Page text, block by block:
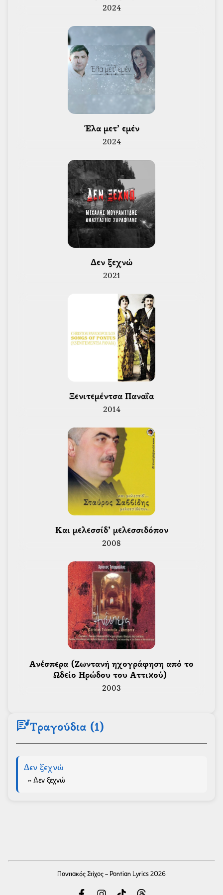
2024
Έλα μετ’ εμέν
2024
Δεν ξεχνώ
2021
Ξενιτεμέντσα Παναΐα
2014
Και μελεσσίδ’ μελεσσιδόπον
2008
Ωδείο Ηρώδου του Αττικού)
2003
lyricsΤραγούδια (1)
Δεν ξεχνώ
- Δεν ξεχνώ
Ποντιακός Στίχος - Pontian Lyrics 2026